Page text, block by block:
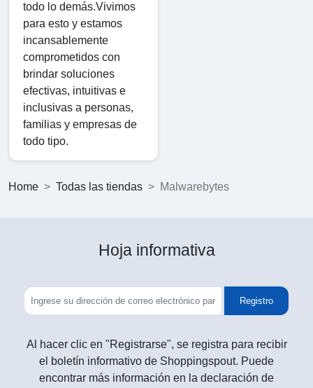
todo lo demás.Vivimos
para esto y estamos
incansablemente
comprometidos con
brindar soluciones
efectivas, intuitivas e
inclusivas a personas,
familias y empresas de
todo tipo.
Home Todas las tiendas Malwarebytes
Hoja informativa
Registro
Al hacer clic en "Registrarse", se registra para recibir
el boletín informativo de Shoppingspout. Puede
encontrar más información en la declaración de